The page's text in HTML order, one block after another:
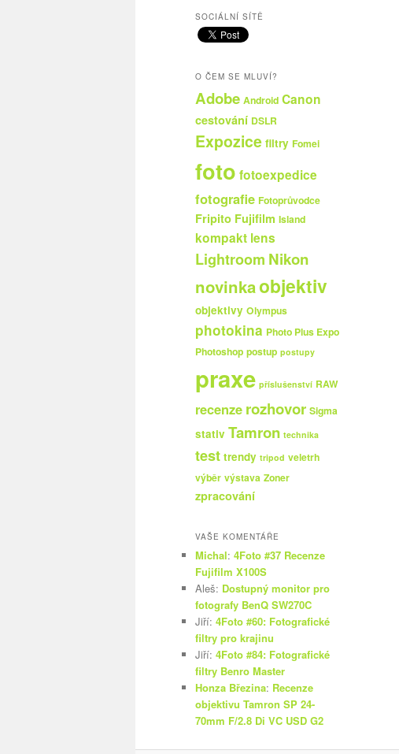
SOCIÁLNÍ SÍTĚ
O ČEM SE MLUVÍ?
Adobe Android Canon
cestování DSLR
Expozice filtry Fomei
foto fotoexpedice
fotografie Fotoprůvodce
Fripito Fujifilm Island
kompakt lens
Lightroom Nikon
novinkaobjektiv
objektivy Olympus
photokina Photo Plus Expo
Photoshop postup postupy
praxe příslušenství RAW
recenze rozhovor Sigma
stativ Tamron technika
test trendy tripod veletrh
výběr výstava Zoner
zpracování
VAŠE KOMENTÁŘE
Michal: 4Foto #37 Recenze
Fujifilm X100S
Aleš: Dostupný monitor pro
fotografy BenQ SW270C
Jiří: 4Foto #60: Fotografické
filtry pro krajinu
Jiří: 4Foto #84: Fotografické
filtry Benro Master
Honza Březina: Recenze
objektivu Tamron SP 24-
70mm F/2.8 Di VC USD G2